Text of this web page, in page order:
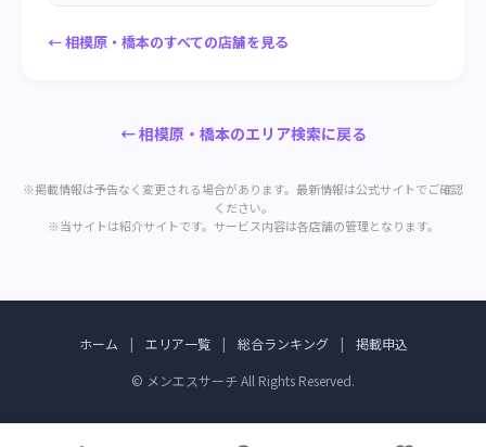
← 相模原・橋本のすべての店舗を見る
← 相模原・橋本のエリア検索に戻る
※掲載情報は予告なく変更される場合があります。最新情報は公式サイトでご確認
ください。
※当サイトは紹介サイトです。サービス内容は各店舗の管理となります。
ホーム | エリア一覧 | 総合ランキング |
掲載申込
© メンエスサーチ All Rights Reserved.